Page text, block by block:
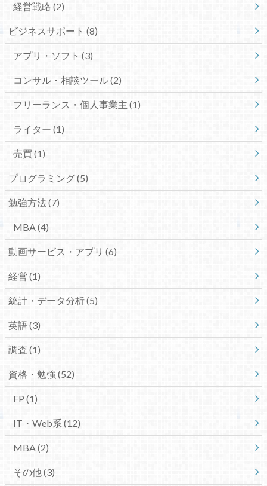
経営戦略 (2)
ビジネスサポート (8)
アプリ・ソフト (3)
コンサル・相談ツール(2)
フリーランス・個人事業主 (1)
ライター (1)
売買 (1)
プログラミング(5)
勉強方法(7)
MBA(4)
動画サービス・アプリ (6)
経営 (1)
統計・データ分析(5)
英語(3)
調査 (1)
資格・勉強 (52)
FP (1)
IT・Web系 (12)
MBA(2)
その他(3)